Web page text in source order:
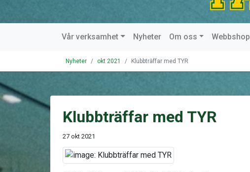
Vår verksamhet Nyheter Om oss Webbshop
Nyheter okt 2021 Klubbträffar med TYR
Klubbträffar med TYR
27 okt 2021